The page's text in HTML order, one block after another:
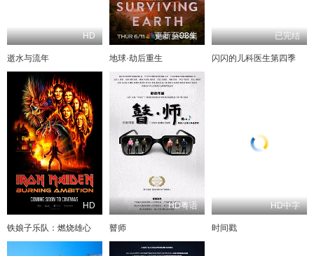
HD
逝水与流年
更新至08集
地球·劫后重生
已完结
闪闪的儿科医生第四季
HD
铁娘子乐队：燃烧雄心
HD粤语
瞽师
HD中字
时间戳